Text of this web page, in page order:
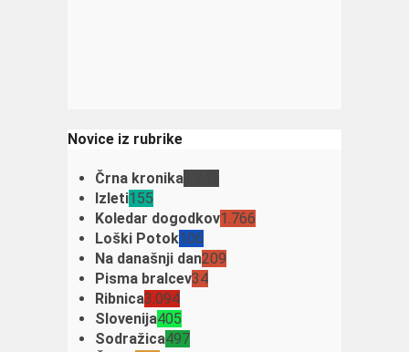
Novice iz rubrike
Črna kronika
Izleti155
Koledar dogodkov1.766
Loški Potok106
Na današnji dan209
Pisma bralcev34
Ribnica3.094
Slovenija405
Sodražica497